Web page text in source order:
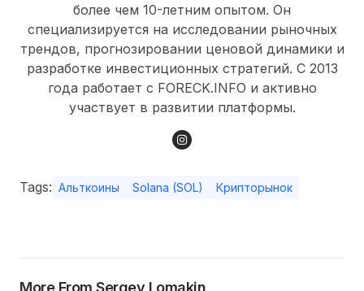
более чем 10-летним опытом. Он
специализируется на исследовании рыночных
трендов, прогнозировании ценовой динамики и
разработке инвестиционных стратегий. С 2013
года работает с FORECK.INFO и активно
участвует в развитии платформы.
Tags: Альткоины Solana (SOL) Крипторынок
More From Sergey Lomakin